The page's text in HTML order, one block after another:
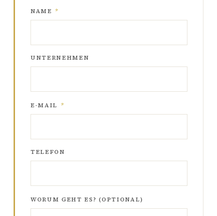
NAME *
UNTERNEHMEN
E-MAIL *
TELEFON
WORUM GEHT ES? (OPTIONAL)